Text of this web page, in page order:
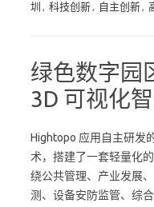
圳 , 科技创新, 自主创新,
绿色数字园
3D 可视化
Hightopo 应用自主研发
术，搭建了一套轻量化
绕公共管理、产业发展
测、设备安防监管、综